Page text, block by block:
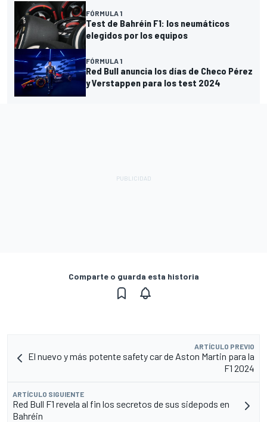
FÓRMULA 1
Test de Bahréin F1: los neumáticos
elegidos por los equipos
FÓRMULA 1
Red Bull anuncia los días de Checo Pérez
y Verstappen para los test 2024
Comparte o guarda esta historia
ARTÍCULO PREVIO
El nuevo y más potente safety car de Aston Martin para la
F1 2024
ARTÍCULO SIGUIENTE
Red Bull F1 revela al fin los secretos de sus sidepods en
Bahréin